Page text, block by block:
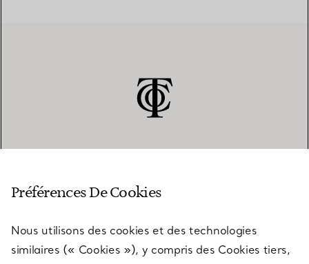
SERVICES
Préférences De Cookies
Nous utilisons des cookies et des technologies
similaires (« Cookies »), y compris des Cookies tiers,